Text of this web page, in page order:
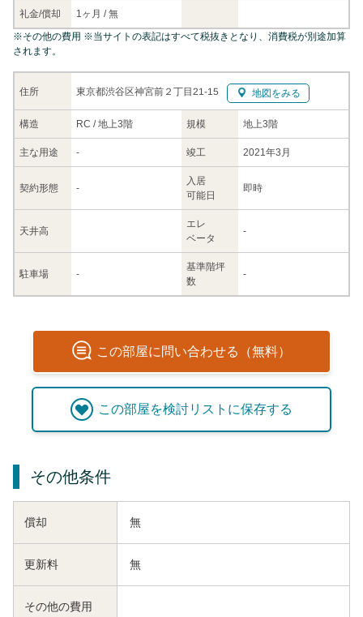
礼金/償却 1ヶ月 /無
住所 東京都渋谷区神宮前２丁目21-15 地図をみる
構造 RC / 地上3階 規模 地上3階
主な用途 - 竣工 2021年3月
契約形態 -
入居
可能日
即時
天井高
エレ
ベータ
-
駐車場 -
基準階坪
数
-
※その他の費用 ※当サイトの表記はすべて税抜きとなり、消費税が別途加算
されます。
この部屋に問い合わせる（無料）
この部屋を検討リストに保存する
その他条件
償却 無
更新料 無
その他の費用